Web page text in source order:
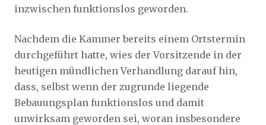
inzwischen funktionslos geworden.
Nachdem die Kammer bereits einem Ortstermin
durchgeführt hatte, wies der Vorsitzende in der
heutigen mündlichen Verhandlung darauf hin,
dass, selbst wenn der zugrunde liegende
Bebauungsplan funktionslos und damit
unwirksam geworden sei, woran insbesondere